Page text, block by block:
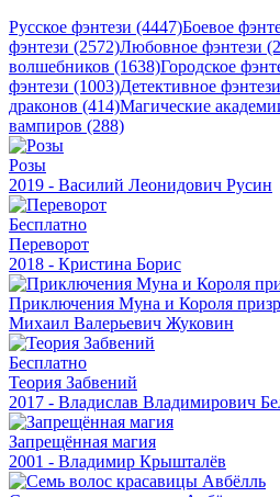
Русское фэнтези (4447)Боевое
фэнтези (2572)Любовное фэнтези
волшебников (1638)Городское
фэнтези (1003)Детективное
драконов (414)Магические
вампиров (288)
Розы
2019 - Василий Леонидович Русин
Бесплатно
Переворот
2018 - Кристина Борис
Приключения Муна и Короля
Михаил Валерьевич Жуковин
Бесплатно
Теория Забвений
2017 - Владислав Владимирович
Запрещённая магия
2001 - Владимир Крышталёв